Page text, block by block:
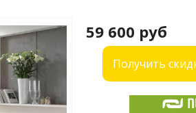
59 600 руб
Получить